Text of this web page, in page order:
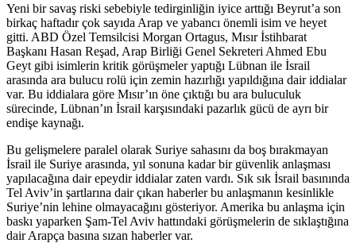
Yeni bir savaş riski sebebiyle tedirginliğin iyice arttığı Beyrut’a son
birkaç haftadır çok sayıda Arap ve yabancı önemli isim ve heyet
gitti. ABD Özel Temsilcisi Morgan Ortagus, Mısır İstihbarat
Başkanı Hasan Reşad, Arap Birliği Genel Sekreteri Ahmed Ebu
Geyt gibi isimlerin kritik görüşmeler yaptığı Lübnan ile İsrail
arasında ara bulucu rolü için zemin hazırlığı yapıldığına dair iddialar
var. Bu iddialara göre Mısır’ın öne çıktığı bu ara buluculuk
sürecinde, Lübnan’ın İsrail karşısındaki pazarlık gücü de ayrı bir
endişe kaynağı.
Bu gelişmelere paralel olarak Suriye sahasını da boş bırakmayan
İsrail ile Suriye arasında, yıl sonuna kadar bir güvenlik anlaşması
yapılacağına dair epeydir iddialar zaten vardı. Sık sık İsrail basınında
Tel Aviv’in şartlarına dair çıkan haberler bu anlaşmanın kesinlikle
Suriye’nin lehine olmayacağını gösteriyor. Amerika bu anlaşma için
baskı yaparken Şam-Tel Aviv hattındaki görüşmelerin de sıklaştığına
dair Arapça basına sızan haberler var.